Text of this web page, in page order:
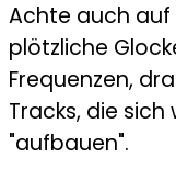
Achte auch auf
plötzliche
Frequenzen,
Tracks, die
"aufbauen".